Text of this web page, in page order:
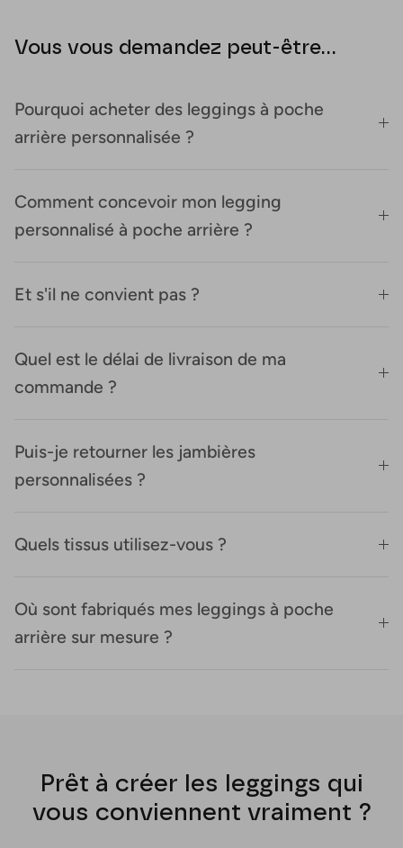
Vous vous demandez peut-être...
Pourquoi acheter des leggings à poche
arrière personnalisée ?
Comment concevoir mon legging
personnalisé à poche arrière ?
Et s'il ne convient pas ?
Quel est le délai de livraison de ma
commande ?
Puis-je retourner les jambières
personnalisées ?
Quels tissus utilisez-vous ?
Où sont fabriqués mes leggings à poche
arrière sur mesure ?
Prêt à créer les leggings qui
vous conviennent vraiment ?